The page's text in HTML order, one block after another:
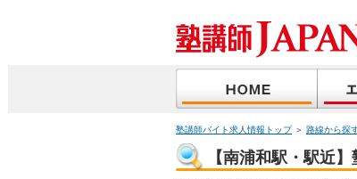
塾講師バイト求人情報トップ＞ 路線から探
【南浦和駅・駅近